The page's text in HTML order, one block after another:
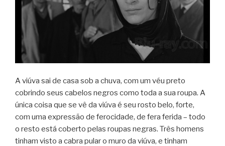
A viúva sai de casa sob a chuva, com um véu preto
cobrindo seus cabelos negros como toda a sua roupa. A
única coisa que se vê da viúva é seu rosto belo, forte,
com uma expressão de ferocidade, de fera ferida – todo
o resto está coberto pelas roupas negras. Três homens
tinham visto a cabra pular o muro da viúva, e tinham